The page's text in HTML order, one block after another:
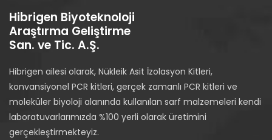
Hibrigen Biyoteknoloji
Araştırma Geliştirme
San. ve Tic. A.Ş.
Hibrigen ailesi olarak, Nükleik Asit İzolasyon Kitleri,
konvansiyonel PCR kitleri, gerçek zamanlı PCR kitleri ve
moleküler biyoloji alanında kullanılan sarf malzemeleri kendi
laboratuvarlarımızda %100 yerli olarak üretimini
gerçekleştirmekteyiz.